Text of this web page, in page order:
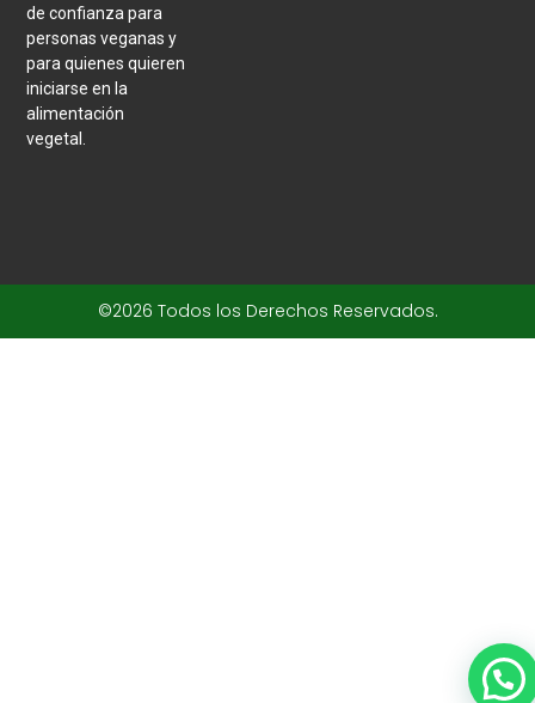
de confianza para
personas veganas y
para quienes quieren
iniciarse en la
alimentación
vegetal.
©2026 Todos los Derechos Reservados.